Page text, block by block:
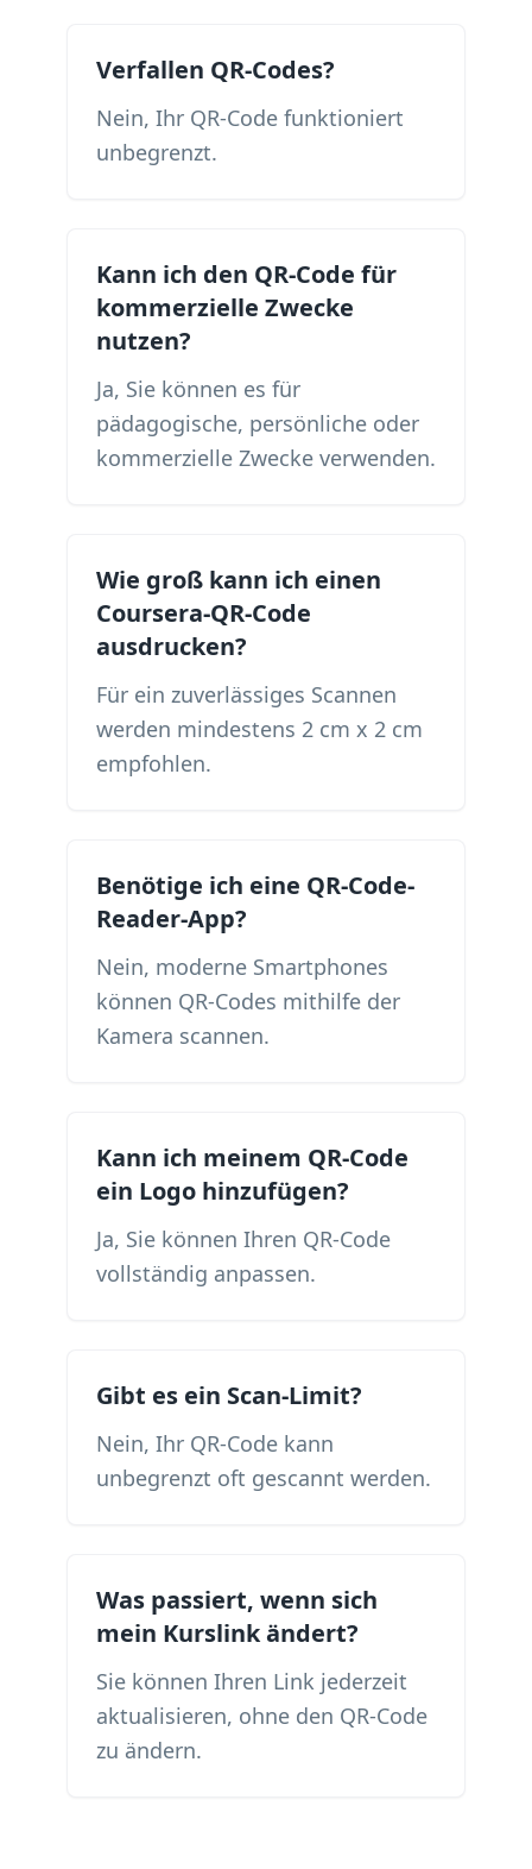
Verfallen QR-Codes?
Nein, Ihr QR-Code funktioniert
unbegrenzt.
Kann ich den QR-Code für
kommerzielle Zwecke
nutzen?
Ja, Sie können es für
pädagogische, persönliche oder
kommerzielle Zwecke verwenden.
Wie groß kann ich einen
Coursera-QR-Code
ausdrucken?
Für ein zuverlässiges Scannen
werden mindestens 2 cm x 2 cm
empfohlen.
Benötige ich eine QR-Code-
Reader-App?
Nein, moderne Smartphones
können QR-Codes mithilfe der
Kamera scannen.
Kann ich meinem QR-Code
ein Logo hinzufügen?
Ja, Sie können Ihren QR-Code
vollständig anpassen.
Gibt es ein Scan-Limit?
Nein, Ihr QR-Code kann
unbegrenzt oft gescannt werden.
Was passiert, wenn sich
mein Kurslink ändert?
Sie können Ihren Link jederzeit
aktualisieren, ohne den QR-Code
zu ändern.